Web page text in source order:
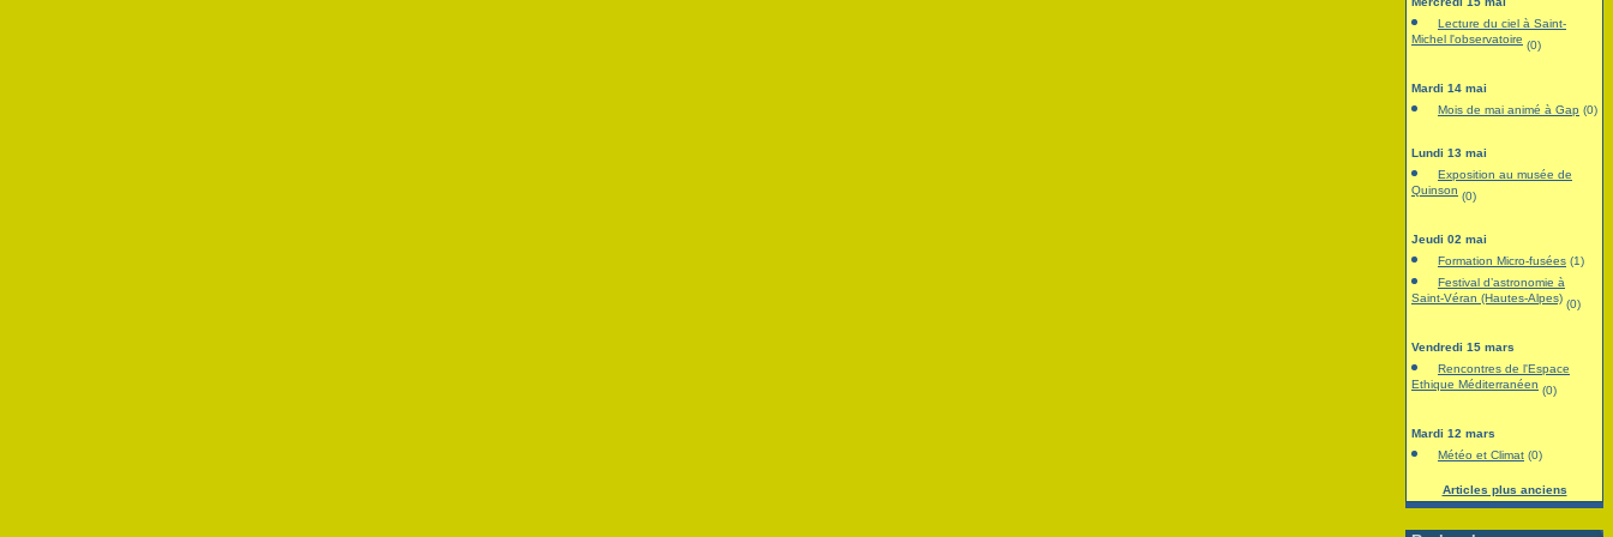
Lecture du ciel à Saint-
Michel l'observatoire (0)
Mardi 14 mai
Mois de mai animé à Gap (0)
Lundi 13 mai
Exposition au musée de
Quinson (0)
Jeudi 02 mai
Formation Micro-fusées (1)
Festival d’astronomie à
Saint-Véran (Hautes-Alpes) (0)
Vendredi 15 mars
Rencontres de l'Espace
Ethique Méditerranéen (0)
Mardi 12 mars
Météo et Climat (0)
Articles plus anciens